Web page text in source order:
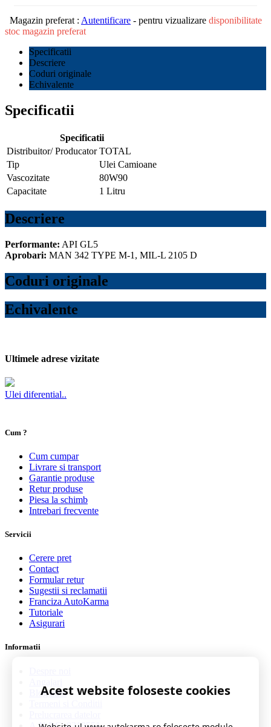
Magazin preferat : Autentificare - pentru vizualizare disponibilitate
stoc magazin preferat
Specificatii
Descriere
Coduri originale
Echivalente
Specificatii
Specificatii
Distribuitor/ Producator TOTAL
Tip
Ulei Camioane
Vascozitate
80W90
Capacitate
1 Litru
Descriere
Performante: API GL5
Aprobari: MAN 342 TYPE M-1, MIL-L 2105 D
Coduri originale
Echivalente
Ultimele adrese vizitate
Ulei diferential..
Cum ?
Cum cumpar
Livrare si transport
Garantie produse
Retur produse
Piesa la schimb
Intrebari frecvente
Servicii
Cerere pret
Contact
Formular retur
Sugestii si reclamatii
Franciza AutoKarma
Tutoriale
Asigurari
Informatii
Blog auto
Acest website foloseste cookies